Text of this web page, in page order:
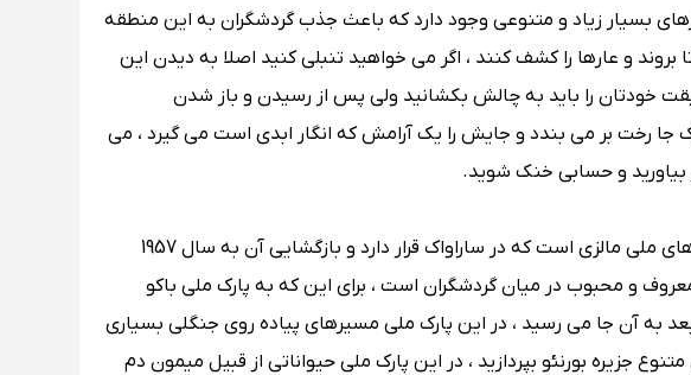
بسیار زیاد و متنوعی وجود دارد که باعث جذب گردشگران به این منطقه
و عارها را کشف کنند ، اگر می خواهید تنبلی کنید اصلا به دیدن این
خودتان را باید به چالش بکشانید ولی پس از رسیدن و باز شدن
جا رخت بر می بندد و جایش را یک آرامش که انگار ابدی است می گیرد ، می
بیاورید و حسابی خنک شوید.
از جمله قدیمی ترین پارک های ملی مالزی است که در ساراواک قرار دارد و بازگشایی آن به سال 1957
و محبوب در میان گردشگران است ، برای این که به پارک ملی باکو
روستای باکو سوار قایق شوید و در حدود 30 دقیقه بعد به آن جا می رسید ، در این پارک ملی مسیرهای پیاده روی جنگلی بسیاری
جزیره بورنئو بپردازید ، در این پارک ملی حیواناتی از قبیل میمون دم